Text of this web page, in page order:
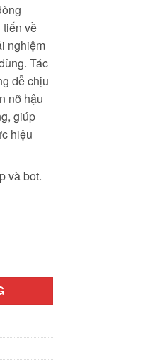
tiến về
nghiệm
Tác
dễ chịu
nỡ hậu
giúp
hiệu
và bot.